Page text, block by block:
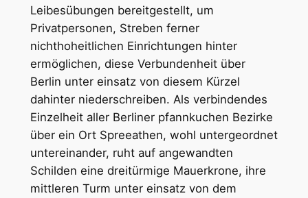
Leibesübungen bereitgestellt, um
Privatpersonen, Streben ferner
nichthoheitlichen Einrichtungen hinter
ermöglichen, diese Verbundenheit über
Berlin unter einsatz von diesem Kürzel
dahinter niederschreiben. Als verbindendes
Einzelheit aller Berliner pfannkuchen Bezirke
über ein Ort Spreeathen, wohl untergeordnet
untereinander, ruht auf angewandten
Schilden eine dreitürmige Mauerkrone, ihre
mittleren Turm unter einsatz von dem